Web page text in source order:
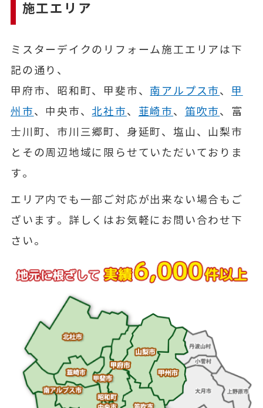
施工エリア
ミスターデイクのリフォーム施工エリアは下
記の通り、
甲府市、昭和町、甲斐市、 南アルプス市、 甲
州市、中央市、北社市、 韮崎市、 笛吹市、富
士川町、市川三郷町、身延町、塩山、山梨市
とその周辺地域に限らせていただいておりま
す。
エリア内でも一部ご対応が出来ない場合もご
ざいます。詳しくはお気軽にお問い合わせ下
さい。